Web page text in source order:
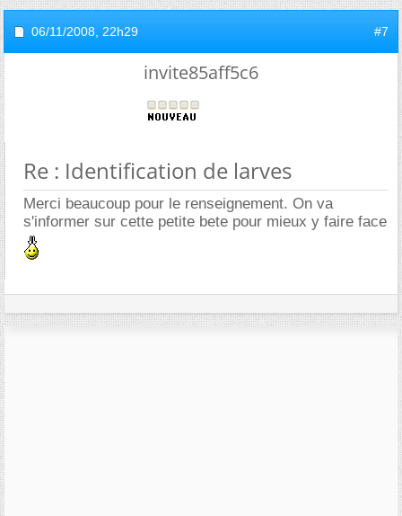
06/11/2008, 22h29 #7
invite85aff5c6
Re : Identification de larves
Merci beaucoup pour le renseignement. On va
s'informer sur cette petite bete pour mieux y faire face